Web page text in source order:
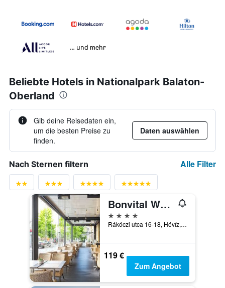
… und mehr
Beliebte Hotels in Nationalpark Balaton-
Oberland
Gib deine Reisedaten ein,
um die besten Preise zu
finden.
Daten auswählen
Nach Sternen filtern Alle Filter
Bonvital Wellness & Gastro Hotel Hévíz - Adults Only
4 Sterne
Rákóczi utca 16-18, Hévíz, Ungarn
119 €
Zum Angebot